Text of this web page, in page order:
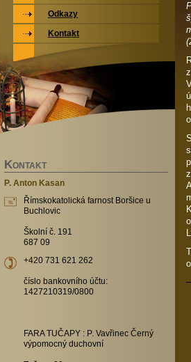
Odkazy
Kontakt
KONTAKT
P. Anton Kasan
Římskokatolická farnost Boršice u
Buchlovic
Školní č. 191
687 09
+420 731 621 262
číslo bankovního účtu:
1427210319/0800
FARA TUČAPY : P. Vavřinec Černý
výpomocný duchovní